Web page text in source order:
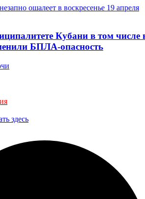
Кубани в том числе
БПЛА-опасность
здесь